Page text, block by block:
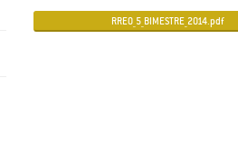
RREO_5_BIMESTRE_2014.pdf